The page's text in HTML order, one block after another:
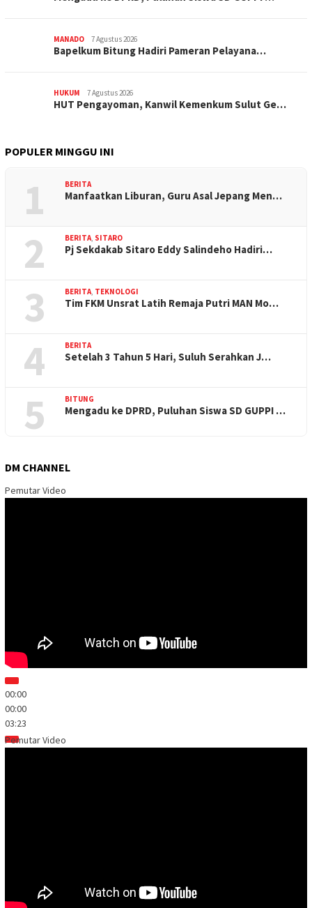
MANADO 7 Agustus 2026
‎Bapelkum Bitung Hadiri Pameran Pelayana…
HUKUM 7 Agustus 2026
HUT Pengayoman, Kanwil Kemenkum Sulut Ge…
POPULER MINGGU INI
1 BERITA
Manfaatkan Liburan, Guru Asal Jepang Men…
2 BERITA, SITARO
Pj Sekdakab Sitaro Eddy Salindeho Hadiri…
3 BERITA, TEKNOLOGI
Tim FKM Unsrat Latih Remaja Putri MAN Mo…
4 BERITA
Setelah 3 Tahun 5 Hari, Suluh Serahkan J…
5 BITUNG
Mengadu ke DPRD, Puluhan Siswa SD GUPPI …
DM CHANNEL
Pemutar Video
00:00
00:00
03:23
Pemutar Video